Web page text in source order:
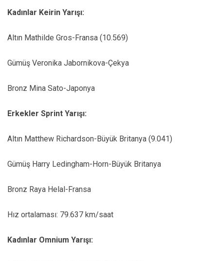
Kadınlar Keirin Yarışı:
Altın Mathilde Gros-Fransa (10.569)
Gümüş Veronika Jabornikova-Çekya
Bronz Mina Sato-Japonya
Erkekler Sprint Yarışı:
Altın Matthew Richardson-Büyük Britanya (9.041)
Gümüş Harry Ledingham-Horn-Büyük Britanya
Bronz Raya Helal-Fransa
Hız ortalaması: 79.637 km/saat
Kadınlar Omnium Yarışı: